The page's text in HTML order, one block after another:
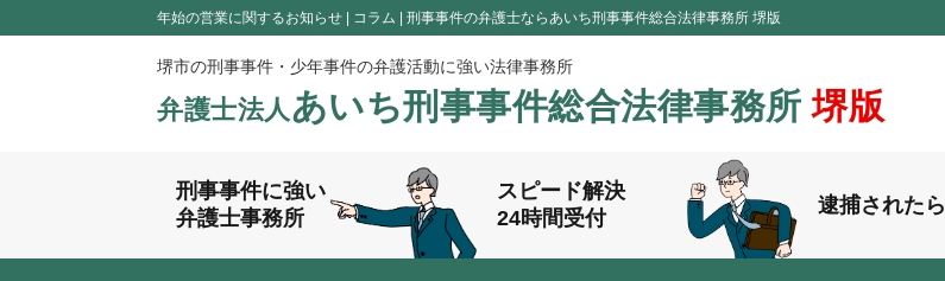
年始の営業に関するお知らせ | コラム | 刑事事件の弁護士ならあいち刑事事件総合法律事務所 堺版
堺市の刑事事件・少年事件の弁護活動に強い法律事務所
弁護士法人あいち刑事事件総合法律事務所堺版
刑事事件に強い
弁護士事務所
スピード解決
24時間受付
逮捕されたら